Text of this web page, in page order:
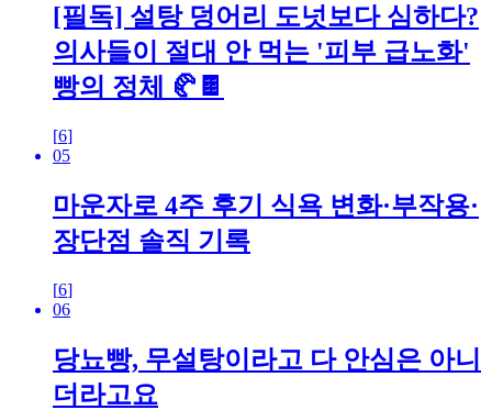
[필독] 설탕 덩어리 도넛보다 심하다?
의사들이 절대 안 먹는 '피부 급노화'
빵의 정체 🥐🍫
[6]
05
마운자로 4주 후기 식욕 변화·부작용·
장단점 솔직 기록
[6]
06
당뇨빵, 무설탕이라고 다 안심은 아니
더라고요